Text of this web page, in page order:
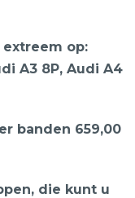
extreem op:
A3 8P, Audi A4
banden 659,00
die kunt u